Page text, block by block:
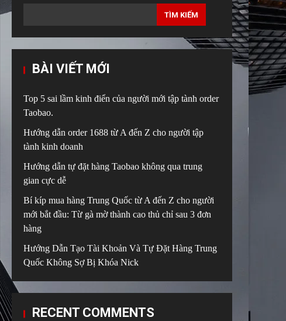
TÌM KIẾM
BÀI VIẾT MỚI
Top 5 sai lầm kinh điển của người mới tập tành order
Taobao.
Hướng dẫn order 1688 từ A đến Z cho người tập
tành kinh doanh
Hướng dẫn tự đặt hàng Taobao không qua trung
gian cực dễ
Bí kíp mua hàng Trung Quốc từ A đến Z cho người
mới bắt đầu: Từ gà mờ thành cao thủ chỉ sau 3 đơn
hàng
Hướng Dẫn Tạo Tài Khoản Và Tự Đặt Hàng Trung
Quốc Không Sợ Bị Khóa Nick
RECENT COMMENTS